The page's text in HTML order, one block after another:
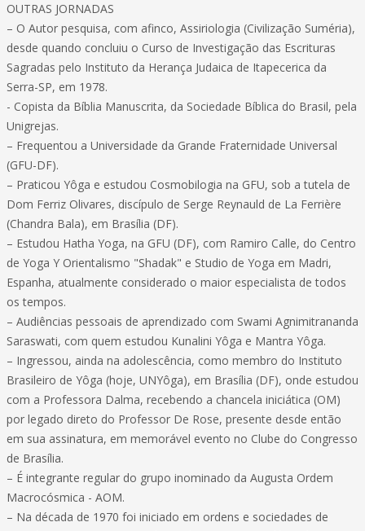
OUTRAS JORNADAS
– O Autor pesquisa, com afinco, Assiriologia (Civilização Suméria),
desde quando concluiu o Curso de Investigação das Escrituras
Sagradas pelo Instituto da Herança Judaica de Itapecerica da
Serra-SP, em 1978.
- Copista da Bíblia Manuscrita, da Sociedade Bíblica do Brasil, pela
Unigrejas.
– Frequentou a Universidade da Grande Fraternidade Universal
(GFU-DF).
– Praticou Yôga e estudou Cosmobilogia na GFU, sob a tutela de
Dom Ferriz Olivares, discípulo de Serge Reynauld de La Ferrière
(Chandra Bala), em Brasília (DF).
– Estudou Hatha Yoga, na GFU (DF), com Ramiro Calle, do Centro
de Yoga Y Orientalismo "Shadak" e Studio de Yoga em Madri,
Espanha, atualmente considerado o maior especialista de todos
os tempos.
– Audiências pessoais de aprendizado com Swami Agnimitrananda
Saraswati, com quem estudou Kunalini Yôga e Mantra Yôga.
– Ingressou, ainda na adolescência, como membro do Instituto
Brasileiro de Yôga (hoje, UNYôga), em Brasília (DF), onde estudou
com a Professora Dalma, recebendo a chancela iniciática (OM)
por legado direto do Professor De Rose, presente desde então
em sua assinatura, em memorável evento no Clube do Congresso
de Brasília.
– É integrante regular do grupo inominado da Augusta Ordem
Macrocósmica - AOM.
– Na década de 1970 foi iniciado em ordens e sociedades de